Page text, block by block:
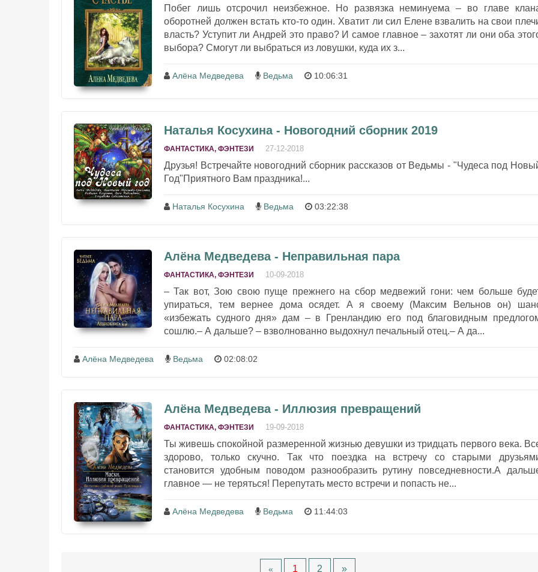
Побег лишь отсрочил неизбежное. Но развязка неминуема – во главе
оборотней должен встать кто-то один. Хватит ли сил Елене взвалить на свои
власть? Уступит ли Андрей это право? И самое главное – захотят ли они оба
выбора? Смогут ли выбраться из ловушки, куда их з...
Алёна Медведева Ведьма 10:06:31
Наталья Косухина - Новогодний сборник 2019
ФАНТАСТИКА, ФЭНТЕЗИ 27-12-2018
Друзья! Встречайте новогодний сборник рассказов от Ведьмы - "Чудеса под
Год"Приятного Вам праздника!...
Наталья Косухина Ведьма 03:22:38
Алёна Медведева - Неправильная пара
ФАНТАСТИКА, ФЭНТЕЗИ 10-09-2018
– Так вот, Зою свою пуще прежнего на сбор медвежий гони: чем больше
упираться, тем вернее дома осядет. А я своему (Максим Вельнов он)
«избежать судного дня» дам – в Гренландию его под благовидным
сошлю.– А дальше? – взволнованно выдохнул печальный отец.– А да...
Алёна Медведева Ведьма 02:08:02
Алёна Медведева - Иллюзия превращений
ФАНТАСТИКА, ФЭНТЕЗИ 19-09-2018
Ты живешь спокойной размеренной жизнью девушки из тридцать первого века.
здорово, только скучно. Так что поездка на встречу со старыми
становится удобным поводом разнообразить рутину повседневности.А
главное — не теряться! Перепутать место встречи и попасть не...
Алёна Медведева Ведьма 11:44:03
« 1 2 »